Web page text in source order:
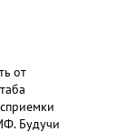
от
Будучи